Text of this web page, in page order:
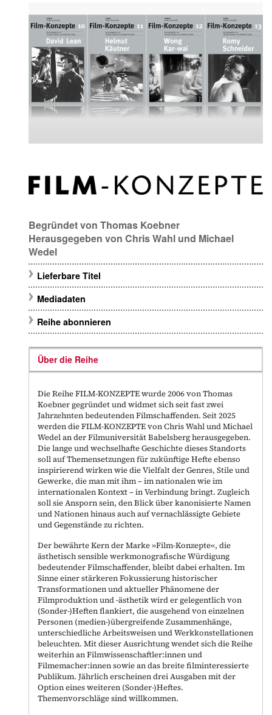
Begründet von Thomas Koebner
Herausgegeben von Chris Wahl und Michael
Wedel
Lieferbare Titel
Mediadaten
Reihe abonnieren
Über die Reihe
Die Reihe FILM-KONZEPTE wurde 2006 von Thomas
Koebner gegründet und widmet sich seit fast zwei
Jahrzehnten bedeutenden Filmschaffenden. Seit 2025
werden die FILM-KONZEPTE von Chris Wahl und Michael
Wedel an der Filmuniversität Babelsberg herausgegeben.
Die lange und wechselhafte Geschichte dieses Standorts
soll auf Themensetzungen für zukünftige Hefte ebenso
inspirierend wirken wie die Vielfalt der Genres, Stile und
Gewerke, die man mit ihm – im nationalen wie im
internationalen Kontext – in Verbindung bringt. Zugleich
soll sie Ansporn sein, den Blick über kanonisierte Namen
und Nationen hinaus auch auf vernachlässigte Gebiete
und Gegenstände zu richten.
Der bewährte Kern der Marke »Film-Konzepte«, die
ästhetisch sensible werkmonografische Würdigung
bedeutender Filmschaffender, bleibt dabei erhalten. Im
Sinne einer stärkeren Fokussierung historischer
Transformationen und aktueller Phänomene der
Filmproduktion und -ästhetik wird er gelegentlich von
(Sonder-)Heften flankiert, die ausgehend von einzelnen
Personen (medien-)übergreifende Zusammenhänge,
unterschiedliche Arbeitsweisen und Werkkonstellationen
beleuchten. Mit dieser Ausrichtung wendet sich die Reihe
weiterhin an Filmwissenschaftler:innen und
Filmemacher:innen sowie an das breite filminteressierte
Publikum. Jährlich erscheinen drei Ausgaben mit der
Option eines weiteren (Sonder-)Heftes.
Themenvorschläge sind willkommen.